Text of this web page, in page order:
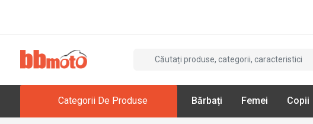
Categorii De Produse Bărbați Femei Copii